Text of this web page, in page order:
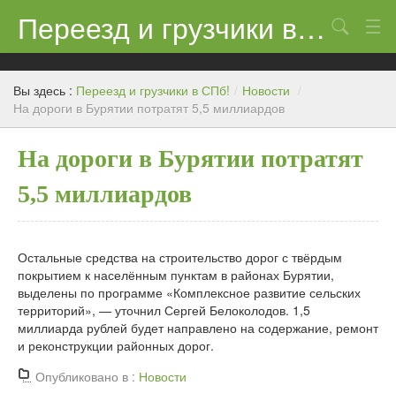
Переезд и грузчики в СПб!
Контакты
Цены
Поиск
Вы здесь : Переезд и грузчики в СПб! / Новости /
На дороги в Бурятии потратят 5,5 миллиардов
На дороги в Бурятии потратят
5,5 миллиардов
Остальные средства на строительство дорог с твёрдым
покрытием к населённым пунктам в районах Бурятии,
выделены по программе «Комплексное развитие сельских
территорий», — уточнил Сергей Белоколодов. 1,5
миллиарда рублей будет направлено на содержание, ремонт
и реконструкции районных дорог.
Опубликовано в : Новости